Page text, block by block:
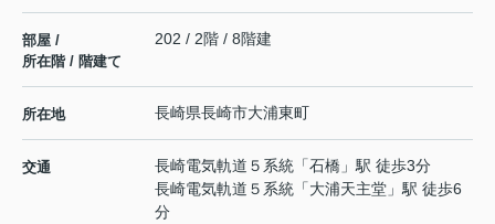
部屋 /
所在階 / 階建て
202 / 2階 / 8階建
所在地 長崎県長崎市大浦東町
交通 長崎電気軌道５系統 「石橋 」駅 徒歩3分
長崎電気軌道５系統 「大浦天主堂 」駅 徒歩6
分